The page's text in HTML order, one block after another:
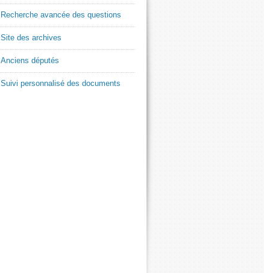
Recherche avancée des questions
Site des archives
Anciens députés
Suivi personnalisé des documents